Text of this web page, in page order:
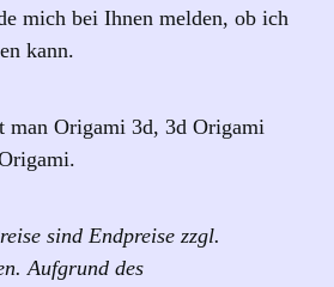
mich bei Ihnen melden, ob ich
kann.
man Origami 3d, 3d Origami
sind Endpreise zzgl.
Aufgrund des